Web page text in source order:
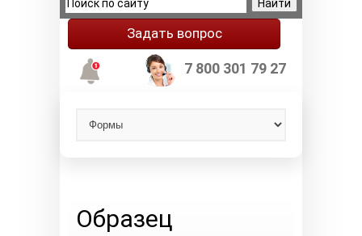
Задать вопрос
7 800 301 79 27
Образец